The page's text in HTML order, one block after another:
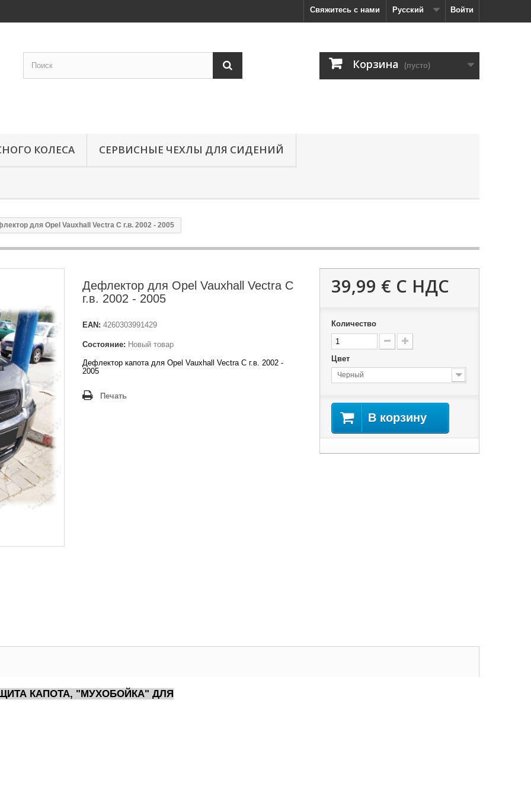
Войти
Русский
Свяжитесь с нами
Корзина (пусто)
КОЛЕСА СЕРВИСНЫЕ ЧЕХЛЫ ДЛЯ СИДЕНИЙ
для Opel Vauxhall Vectra C г.в. 2002 - 2005
Дефлектор для Opel Vauxhall Vectra C
г.в. 2002 - 2005
EAN: 4260303991429
Состояние: Новый товар
Дефлектор капота для Opel Vauxhall Vectra C г.в. 2002 -
2005
Печать
39,99 € С НДС
Количество
Цвет
Черный
В корзину
КАПОТА, "МУХОБОЙКА" ДЛЯ